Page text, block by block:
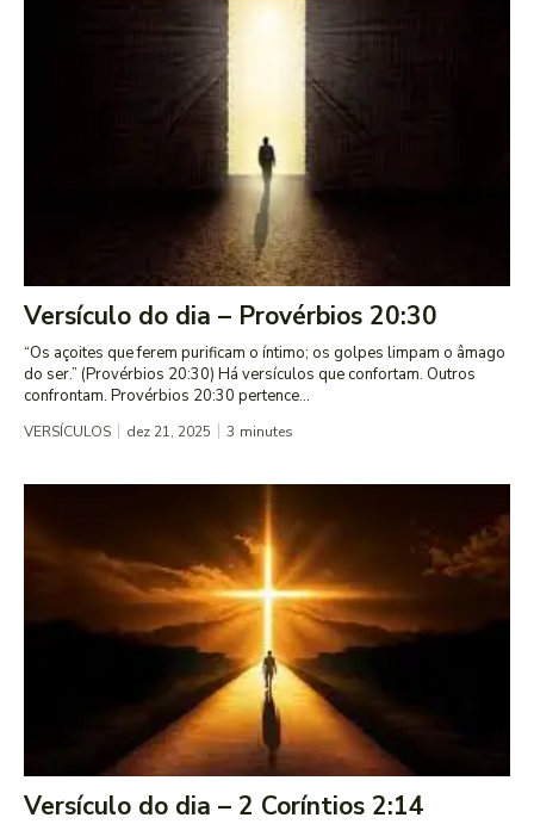
Versículo do dia – Provérbios 20:30
“Os açoites que ferem purificam o íntimo; os golpes limpam o âmago
do ser.” (Provérbios 20:30) Há versículos que confortam. Outros
confrontam. Provérbios 20:30 pertence...
VERSÍCULOS dez 21, 2025 3 minutes
Versículo do dia – 2 Coríntios 2:14